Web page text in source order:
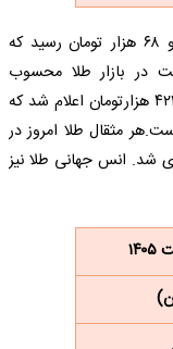
قیمت طلای ۱۸ عیار (۷۵۰) امروز به ۱۹ میلیون و ۶۸ هزار تومان رسید که
در بازار طلا محسوب
می‌شود. قیمت طلای ۲۴ عیار امروز ۲۵ میلیون و ۴۲۱ هزارتومان اعلام شد که
قابل توجه با طلای ۱۸ عیار است.هر مثقال طلا امروز در
قیمت‌گذاری شد. انس جهانی طلا نیز